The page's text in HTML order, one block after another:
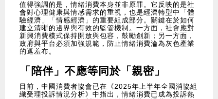
值得強調的是，情緒消費本身並非原罪。它反映的是社
會對心理健康與情感需求的重視，也是經濟轉型中「體
驗經濟」「情感經濟」的重要組成部分。關鍵在於如何
建立清晰的邊界與有效的監管機制。一方面，社會應對
新興消費模式保持開放與包容，鼓勵創新；另一方面，
政府與平台必須加強規範，防止情緒消費淪為灰色產業
的遮羞布。
「陪伴」不應等同於「親密」
目前，中國消費者協會已在《2025年上半年全國消協組
織受理投訴情況分析》中指出，情緒消費已成為投訴熱